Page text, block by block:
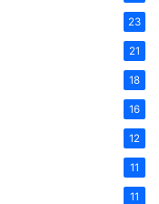
23
21
18
16
12
11
11